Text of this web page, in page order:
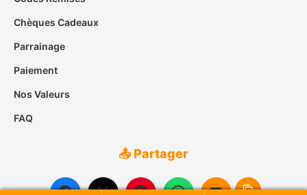
Chèques Cadeaux
Parrainage
Paiement
Nos Valeurs
FAQ
📤 Partager